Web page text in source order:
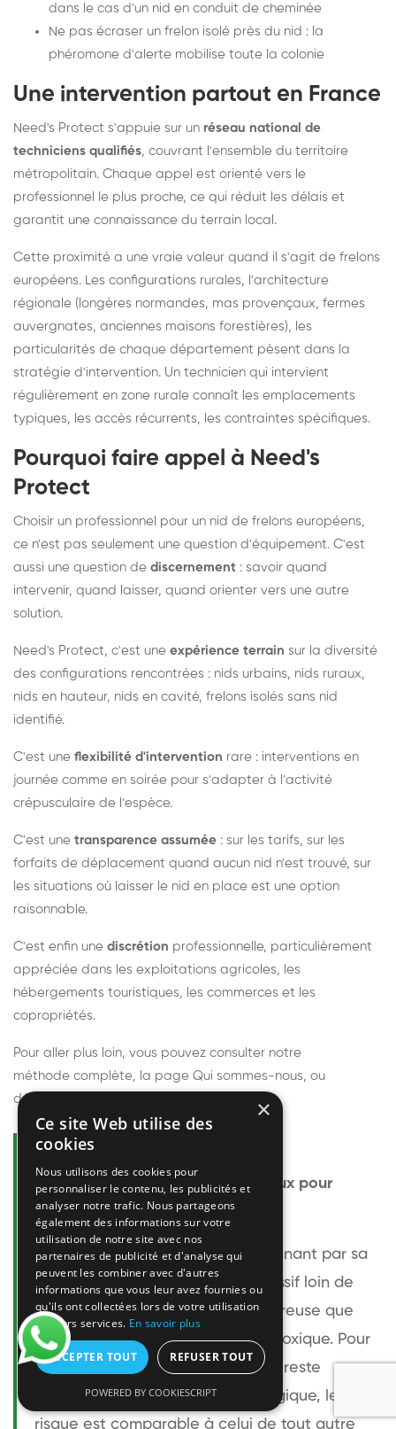
dans le cas d'un nid en conduit de cheminée
Ne pas écraser un frelon isolé près du nid : la
phéromone d'alerte mobilise toute la colonie
Une intervention partout en France
Need's Protect s'appuie sur un réseau national de
techniciens qualifiés, couvrant l'ensemble du territoire
métropolitain. Chaque appel est orienté vers le
professionnel le plus proche, ce qui réduit les délais et
garantit une connaissance du terrain local.
Cette proximité a une vraie valeur quand il s'agit de frelons
européens. Les configurations rurales, l'architecture
régionale (longères normandes, mas provençaux, fermes
auvergnates, anciennes maisons forestières), les
particularités de chaque département pèsent dans la
stratégie d'intervention. Un technicien qui intervient
régulièrement en zone rurale connaît les emplacements
typiques, les accès récurrents, les contraintes spécifiques.
Pourquoi faire appel à Need's
Protect
Choisir un professionnel pour un nid de frelons européens,
ce n'est pas seulement une question d'équipement. C'est
aussi une question de discernement : savoir quand
intervenir, quand laisser, quand orienter vers une autre
solution.
Need's Protect, c'est une expérience terrain sur la diversité
des configurations rencontrées : nids urbains, nids ruraux,
nids en hauteur, nids en cavité, frelons isolés sans nid
identifié.
C'est une flexibilité d'intervention rare : interventions en
journée comme en soirée pour s'adapter à l'activité
crépusculaire de l'espèce.
C'est une transparence assumée : sur les tarifs, sur les
forfaits de déplacement quand aucun nid n'est trouvé, sur
les situations où laisser le nid en place est une option
raisonnable.
C'est enfin une discrétion professionnelle, particulièrement
appréciée dans les exploitations agricoles, les
hébergements touristiques, les commerces et les
copropriétés.
Pour aller plus loin, vous pouvez consulter notre
méthode complète, la page Qui sommes-nous, ou
découvrir
Questions fréquentes
Le frelon européen est-il dangereux pour
l'homme ?
Le frelon européen est impressionnant par sa
taille mais relativement peu agressif loin de
son nid. Sa piqûre est plus douloureuse que
celle d'une guêpe sans être plus toxique. Pour
une personne non allergique, elle reste
bénigne. Pour une personne allergique, le
risque est comparable à celui de tout autre
×
Ce site Web utilise des
cookies
Nous utilisons des cookies pour
personnaliser le contenu, les publicités et
analyser notre trafic. Nous partageons
également des informations sur votre
utilisation de notre site avec nos
partenaires de publicité et d'analyse qui
peuvent les combiner avec d'autres
informations que vous leur avez fournies ou
qu'ils ont collectées lors de votre utilisation
de leurs services. En savoir plus
ACCEPTER TOUT REFUSER TOUT
POWERED BY COOKIESCRIPT